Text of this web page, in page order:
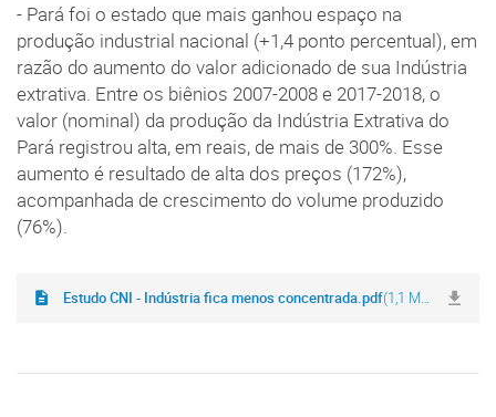
- Pará foi o estado que mais ganhou espaço na
produção industrial nacional (+1,4 ponto percentual), em
razão do aumento do valor adicionado de sua Indústria
extrativa. Entre os biênios 2007-2008 e 2017-2018, o
valor (nominal) da produção da Indústria Extrativa do
Pará registrou alta, em reais, de mais de 300%. Esse
aumento é resultado de alta dos preços (172%),
acompanhada de crescimento do volume produzido
(76%).
Estudo CNI - Indústria fica menos concentrada.pdf(1,1 MB)